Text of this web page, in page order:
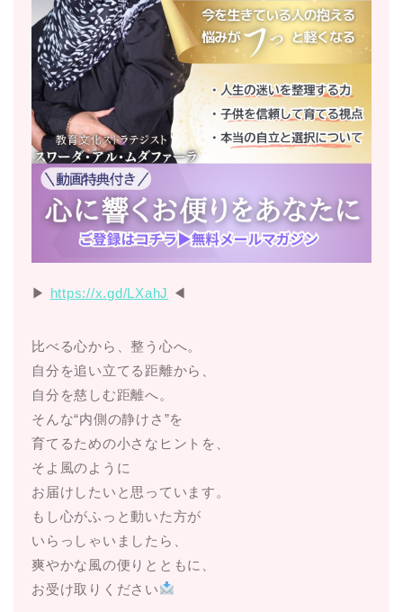
▶︎ https://x.gd/LXahJ ◀︎
比べる心から、整う心へ。
自分を追い立てる距離から、
自分を慈しむ距離へ。
そんな“内側の静けさ”を
育てるための小さなヒントを、
そよ風のように
お届けしたいと思っています。
もし心がふっと動いた方が
いらっしゃいましたら、
爽やかな風の便りとともに、
お受け取りください